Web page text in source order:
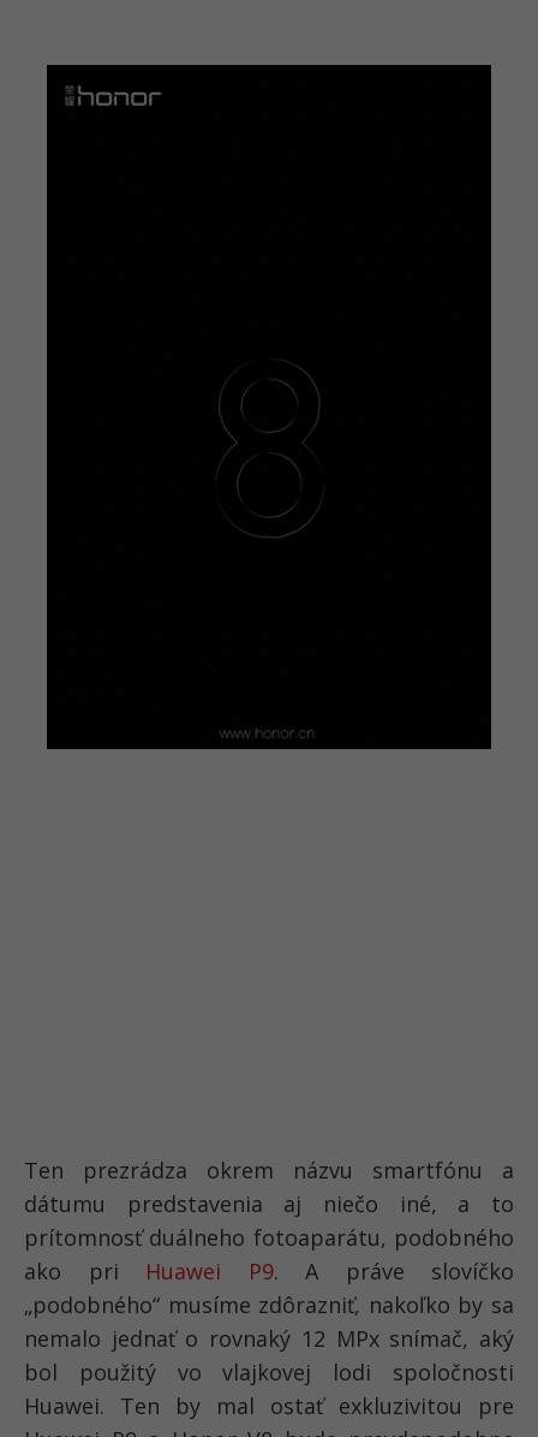
Ten prezrádza okrem názvu smartfónu a
dátumu predstavenia aj niečo iné, a to
prítomnosť duálneho fotoaparátu, podobného
ako pri Huawei P9. A práve slovíčko
„podobného“ musíme zdôrazniť, nakoľko by sa
nemalo jednať o rovnaký 12 MPx snímač, aký
bol použitý vo vlajkovej lodi spoločnosti
Huawei. Ten by mal ostať exkluzivitou pre